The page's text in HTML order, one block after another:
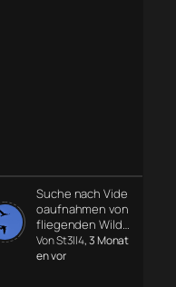
Suche nach Vide
oaufnahmen von
fliegenden Wild…
Von St3ll4, 3 Monat
en vor